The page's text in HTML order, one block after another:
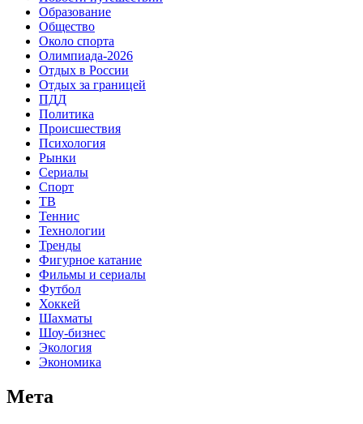
Образование
Общество
Около спорта
Олимпиада-2026
Отдых в России
Отдых за границей
ПДД
Политика
Происшествия
Психология
Рынки
Сериалы
Спорт
ТВ
Теннис
Технологии
Тренды
Фигурное катание
Фильмы и сериалы
Футбол
Хоккей
Шахматы
Шоу-бизнес
Экология
Экономика
Мета